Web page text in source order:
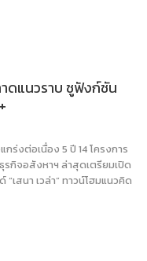
ดแนวราบ ชูฟังก์ชัน
ร่งต่อเนื่อง 5 ปี 14 โครงการ
กิจอสังหาฯ ล่าสุดเตรียมเปิด
เสนา เวล่า” ทาวน์โฮมแนวคิด